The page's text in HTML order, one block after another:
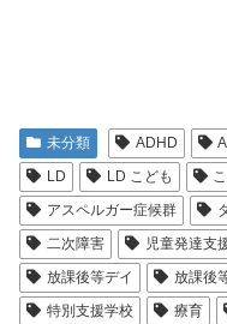
未分類 ADHD
LD
LD こども
アスペルガー症候群
二次障害
児童発達支
放課後等デイ
放課後
特別支援学校
療育